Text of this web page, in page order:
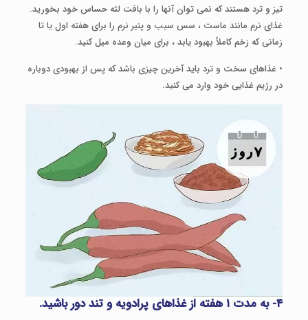
تیز و ترد هستند که نمی توان آنها را با بافت لثه حساس خود بخورید.
غذای نرم مانند ماست ، سس سیب و پنیر نرم را برای هفته اول یا تا
زمانی که زخم کاملاً بهبود یابد ، برای میان وعده میل کنید.
• غذاهای سخت و ترد باید آخرین چیزی باشد که پس از بهبودی دوباره
در رژیم غذایی خود وارد می کنید.
۴- به مدت ۱ هفته از غذاهای پرادویه و تند دور باشید.